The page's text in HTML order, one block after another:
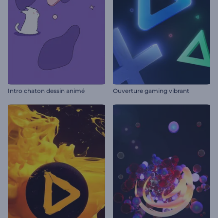
Intro chaton dessin animé Ouverture gaming vibrant